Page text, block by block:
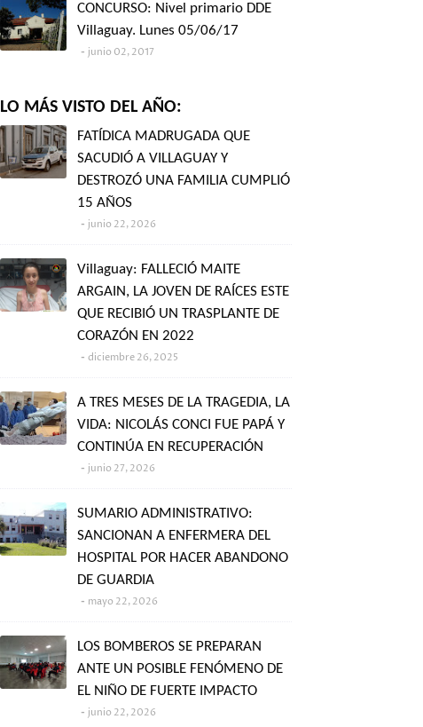
CONCURSO: Nivel primario DDE
Villaguay. Lunes 05/06/17
junio 02, 2017
LO MÁS VISTO DEL AÑO:
FATÍDICA MADRUGADA QUE
SACUDIÓ A VILLAGUAY Y
DESTROZÓ UNA FAMILIA CUMPLIÓ
15 AÑOS
junio 22, 2026
Villaguay: FALLECIÓ MAITE
ARGAIN, LA JOVEN DE RAÍCES ESTE
QUE RECIBIÓ UN TRASPLANTE DE
CORAZÓN EN 2022
diciembre 26, 2025
A TRES MESES DE LA TRAGEDIA, LA
VIDA: NICOLÁS CONCI FUE PAPÁ Y
CONTINÚA EN RECUPERACIÓN
junio 27, 2026
SUMARIO ADMINISTRATIVO:
SANCIONAN A ENFERMERA DEL
HOSPITAL POR HACER ABANDONO
DE GUARDIA
mayo 22, 2026
LOS BOMBEROS SE PREPARAN
ANTE UN POSIBLE FENÓMENO DE
EL NIÑO DE FUERTE IMPACTO
junio 22, 2026